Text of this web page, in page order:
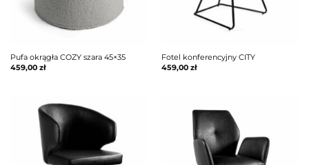
Pufa okrągła COZY szara 45×35
459,00 zł
Fotel konferencyjny CITY
459,00 zł